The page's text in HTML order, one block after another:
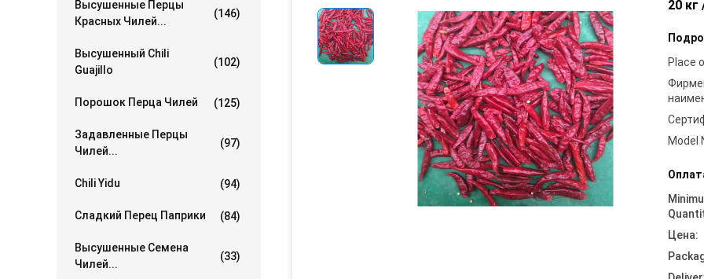
Высушенные Перцы
Красных Чилей...
(146)
Высушенный Chili
Guajillo
(102)
Порошок Перца Чилей (125)
Задавленные Перцы
Чилей...
(97)
Chili Yidu (94)
Сладкий Перец Паприки (84)
Высушенные Семена
Чилей...
(33)
20 кг
Place
Model
Цена: